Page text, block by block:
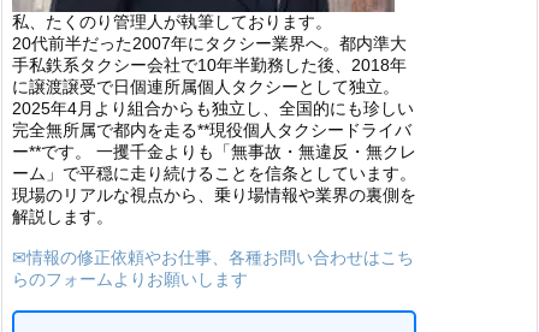
私、たくのり管理人が執筆しております。
20代前半だった2007年にタクシー業界へ。都内準大
手私鉄系タクシー会社で10年半勤務した後、2018年
に譲渡譲受で日個連所属個人タクシーとして独立。
2025年4月より組合からも独立し、全国的にも珍しい
完全無所属で都内を走る**現役個人タクシードライバ
ー**です。 一攫千金よりも「無事故・無違反・無クレ
ーム」で平穏に走り続けることを信条としています。
現場のリアルな視点から、乗り場情報や業界の裏側を
解説します。
✉情報の修正依頼やお仕事、各種お問い合わせはこち
らのフォームよりお願いします